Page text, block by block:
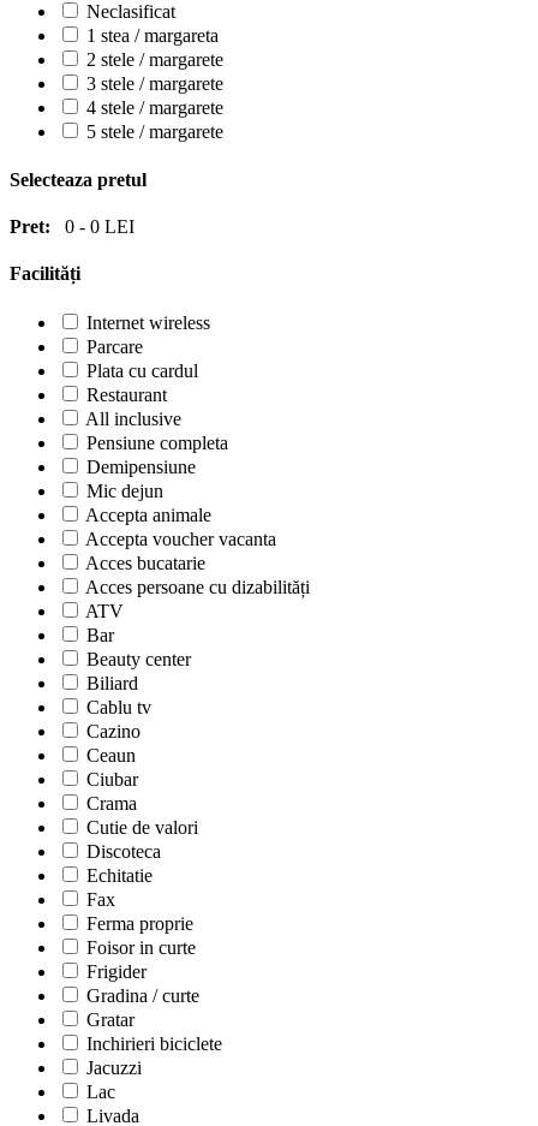
Neclasificat
1 stea / margareta
2 stele / margarete
3 stele / margarete
4 stele / margarete
5 stele / margarete
Selecteaza pretul
Pret: 0 - 0 LEI
Facilități
Internet wireless
Parcare
Plata cu cardul
Restaurant
All inclusive
Pensiune completa
Demipensiune
Mic dejun
Accepta animale
Accepta voucher vacanta
Acces bucatarie
Acces persoane cu dizabilități
ATV
Bar
Beauty center
Biliard
Cablu tv
Cazino
Ceaun
Ciubar
Crama
Cutie de valori
Discoteca
Echitatie
Fax
Ferma proprie
Foisor in curte
Frigider
Gradina / curte
Gratar
Inchirieri biciclete
Jacuzzi
Lac
Livada